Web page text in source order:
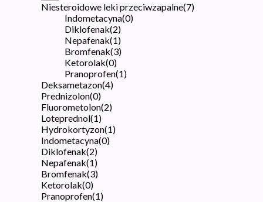
Niesteroidowe leki przeciwzapalne(7)
Indometacyna(0)
Diklofenak(2)
Nepafenak(1)
Bromfenak(3)
Ketorolak(0)
Pranoprofen(1)
Deksametazon(4)
Prednizolon(0)
Fluorometolon(2)
Loteprednol(1)
Hydrokortyzon(1)
Indometacyna(0)
Diklofenak(2)
Nepafenak(1)
Bromfenak(3)
Ketorolak(0)
Pranoprofen(1)